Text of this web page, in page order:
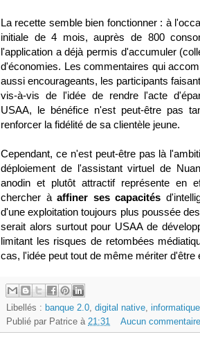
La recette semble bien fonctionner : à
initiale de 4 mois, auprès de 800
l'application a déjà permis d'accumuler
d'économies. Les commentaires qui
aussi encourageants, les participants
vis-à-vis de l'idée de rendre l'acte
USAA, le bénéfice n'est peut-être pas
renforcer la fidélité de sa clientèle jeune.
Cependant, ce n'est peut-être pas là
déploiement de l'assistant virtuel de
anodin et plutôt attractif représente en
chercher àaffiner ses capacités
d'une exploitation toujours plus poussée
serait alors surtout pour USAA de
limitant les risques de retombées
cas, l'idée peut tout de même mériter
Libellés : banque 2.0, digital native,
Publié par Patrice à 21:31 Aucun